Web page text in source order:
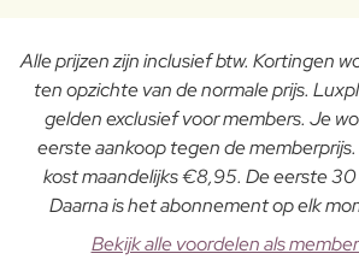
Alle prijzen zijn inclusief btw. Kortingen
ten opzichte van de normale prijs.
gelden exclusief voor members. Je
eerste aankoop tegen de
kost maandelijks €8,95. De eerste 30
Daarna is het abonnement op elk
Bekijk alle voordelen als